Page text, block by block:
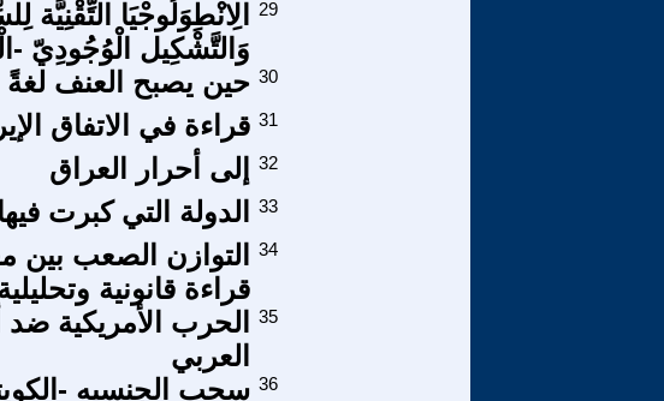
الِانْطِوَلُوجْيَا
وَالتَّشْكِيل الْوُجُودِيّ -
29
حين يصبح العنف لغةً 30
قراءة في الاتفاق 31
إلى أحرار العراق 32
الدولة التي كبرت 33
التوازن الصعب
قراءة قانونية
34
الحرب الأمريكية
العربي
35
سحب الجنسيه - 36